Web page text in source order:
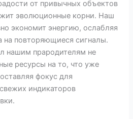
от привычных объектов
эволюционные корни. Наш
экономит энергию, ослабляя
на повторяющиеся сигналы.
нашим прародителям не
ресурсы на то, что уже
фокус для
индикаторов